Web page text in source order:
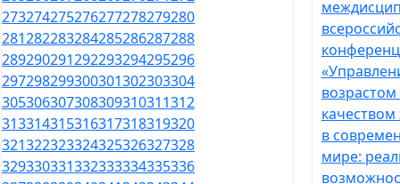
273274275276277278279280
281282283284285286287288
289290291292293294295296
297298299300301302303304
305306307308309310311312
313314315316317318319320
321322323324325326327328
329330331332333334335336
возрастом
в
мире: